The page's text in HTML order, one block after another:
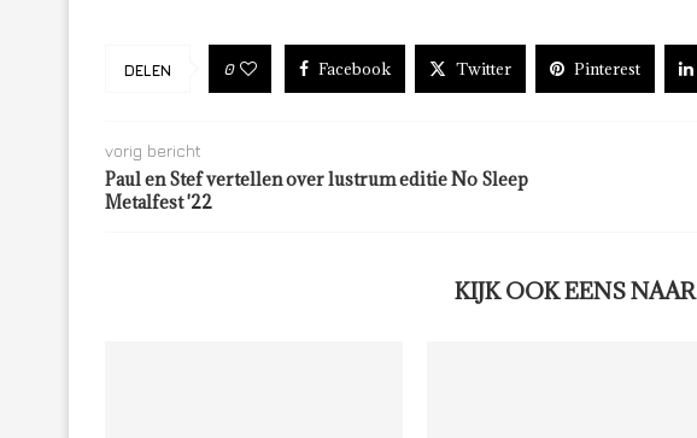
DELEN 0 Facebook Twitter Pinterest
vorig bericht
Paul en Stef vertellen over lustrum editie No Sleep
Metalfest '22
KIJK OOK EENS NAAR